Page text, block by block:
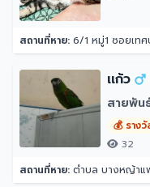
สถานที่หาย: 6/1 หมู่1 ซอยเทศบ
เเก้ว
สายพัน
💰 ราง
32
สถานที่หาย: ตำบล บางหญ้าแพ